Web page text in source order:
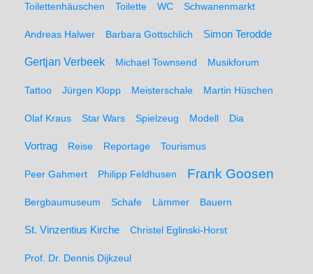
Toilettenhäuschen Toilette WC Schwanenmarkt
Andreas Halwer Barbara Gottschlich Simon Terodde
Gertjan Verbeek Michael Townsend Musikforum
Tattoo Jürgen Klopp Meisterschale Martin Hüschen
Olaf Kraus Star Wars Spielzeug Modell Dia
Vortrag Reise Reportage Tourismus
Peer Gahmert Philipp Feldhusen Frank Goosen
Bergbaumuseum Schafe Lämmer Bauern
St. Vinzentius Kirche Christel Eglinski-Horst
Prof. Dr. Dennis Dijkzeul